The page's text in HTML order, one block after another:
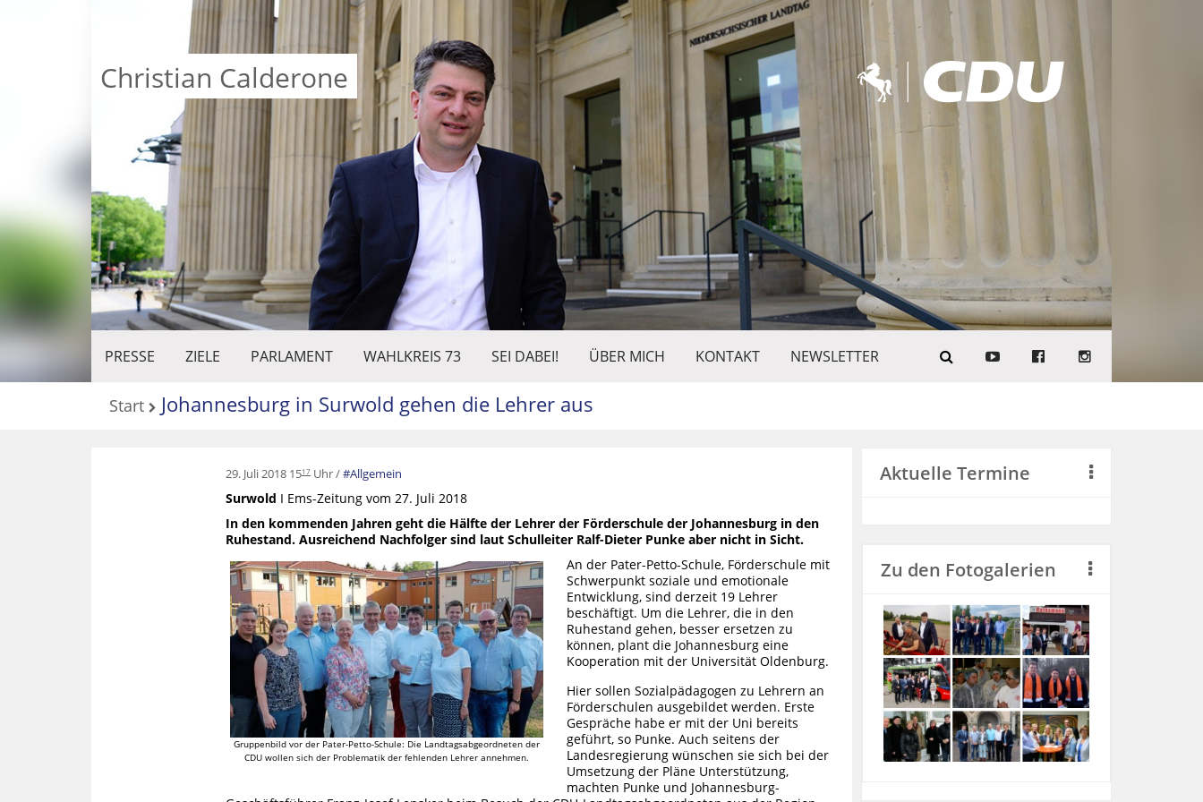
PRESSE ZIELE PARLAMENT WAHLKREIS 73 SEI DABEI! ÜBER MICH KONTAKT NEWSLETTER
Christian Calderone
Start Johannesburg in Surwold gehen die Lehrer aus
29. Juli 2018 1517 Uhr Allgemein
Surwold I Ems-Zeitung vom 27. Juli 2018
In den kommenden Jahren geht die Hälfte der Lehrer der Förderschule der Johannesburg in den
Ruhestand. Ausreichend Nachfolger sind laut Schulleiter Ralf-Dieter Punke aber nicht in Sicht.
Gruppenbild vor der Pater-Petto-Schule: Die Landtagsabgeordneten der
CDU wollen sich der Problematik der fehlenden Lehrer annehmen.
An der Pater-Petto-Schule, Förderschule mit
Schwerpunkt soziale und emotionale
Entwicklung, sind derzeit 19 Lehrer
beschäftigt. Um die Lehrer, die in den
Ruhestand gehen, besser ersetzen zu
können, plant die Johannesburg eine
Kooperation mit der Universität Oldenburg.
Hier sollen Sozialpädagogen zu Lehrern an
Förderschulen ausgebildet werden. Erste
Gespräche habe er mit der Uni bereits
geführt, so Punke. Auch seitens der
Landesregierung wünschen sie sich bei der
Umsetzung der Pläne Unterstützung,
machten Punke und Johannesburg-
Aktuelle Termine
Zu den Fotogalerien